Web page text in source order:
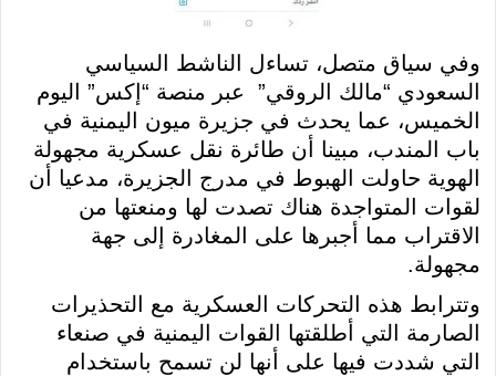
وفي سياق متصل، تساءل الناشط السياسي
السعودي “مالك الروقي” عبر منصة “إكس” اليوم
الخميس، عما يحدث في جزيرة ميون اليمنية في
باب المندب، مبينا أن طائرة نقل عسكرية مجهولة
الهوية حاولت الهبوط في مدرج الجزيرة، مدعيا أن
لقوات المتواجدة هناك تصدت لها ومنعتها من
الاقتراب مما أجبرها على المغادرة إلى جهة
مجهولة.
وتترابط هذه التحركات العسكرية مع التحذيرات
الصارمة التي أطلقتها القوات اليمنية في صنعاء
التي شددت فيها على أنها لن تسمح باستخدام